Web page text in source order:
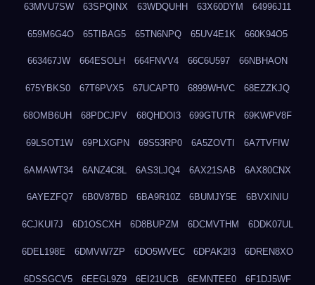
63MVU7SW 63SPQINX 63WDQUHH 63X60DYM 64996J11
659M6G4O 65TIBAG5 65TN6NPQ 65UV4E1K 660K94O5
663467JW 664ESOLH 664FNVV4 66C6U597 66NBHAON
675YBKS0 67T6PVX5 67UCAPT0 6899WHVC 68EZZKJQ
68OMB6UH 68PDCJPV 68QHDOI3 699GTUTR 69KWPV8F
69LSOT1W 69PLXGPN 69S53RP0 6A5ZOVTI 6A7TVFIW
6AMAWT34 6ANZ4C8L 6AS3LJQ4 6AX21SAB 6AX80CNX
6AYEZFQ7 6B0V87BD 6BA9R10Z 6BUMJY5E 6BVXINIU
6CJKUI7J 6D1OSCXH 6D8BUPZM 6DCMVTHM 6DDK07UL
6DEL198E 6DMVW7ZP 6DO5WVEC 6DPAK2I3 6DREN8XO
6DSSGCV5 6EEGL9Z9 6EI21UCB 6EMNTEE0 6F1DJ5WF